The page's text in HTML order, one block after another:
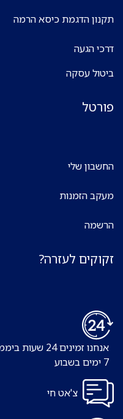
תקנון הדגמת כיסא הרמה
דרכי הגעה
ביטול עסקה
פורטל
החשבון שלי
מעקב הזמנות
הרשמה
זקוקים לעזרה?
אנחנו זמינים 24 שעות ביממה,
צ'אט חי